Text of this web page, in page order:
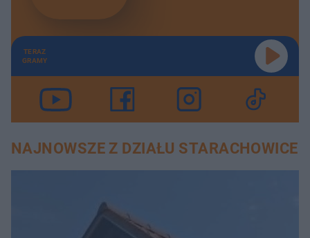
TERAZ
GRAMY
NAJNOWSZE Z DZIAŁU STARACHOWICE